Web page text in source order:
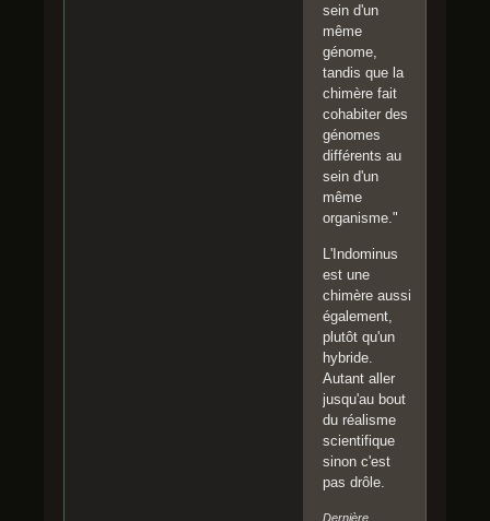
sein d'un
même
génome,
tandis que la
chimère fait
cohabiter des
génomes
différents au
sein d'un
même
organisme."
L'Indominus
est une
chimère aussi
également,
plutôt qu'un
hybride.
Autant aller
jusqu'au bout
du réalisme
scientifique
sinon c'est
pas drôle.
Dernière